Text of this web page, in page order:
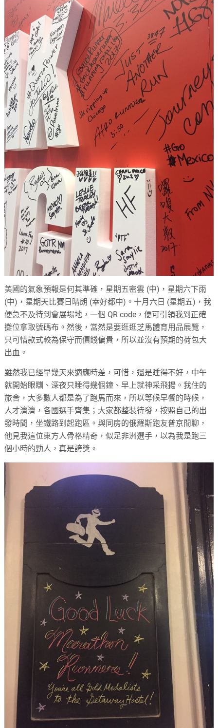
美國的氣象預報是何其準確，星期五密雲 (中)，星期六下雨
(中)，星期天比賽日晴朗 (幸好都中)。十月六日 (星期五)，我
便急不及待到會展場地，一個 QR code，便可引領我到正確
攤位拿取號碼布。然後，當然是要逛逛芝馬體育用品展覽，
只可惜款式較為保守而價錢偏貴，所以並沒有預期的荷包大
出血。
雖然我已經早幾天來適應時差，可惜，還是睡得不好，中午
就開始眼瞓、深夜只睡得幾個鐘、早上就神采飛揚。我住的
旅舍，大多數人都是為了跑馬而來，所以等候早餐的時候，
人才濟濟，各國選手齊集；大家都整裝待發，按照自己的出
發時間，坐鐵路到起跑區。與同房的俄羅斯跑友普京閒聊，
他見我這位東方人骨格精奇，似足非洲選手，以為我是跑三
個小時的勁人，真是誇獎。